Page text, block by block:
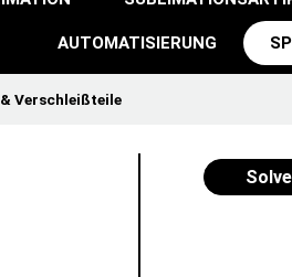
AUTOMATISIERUNG
Verschleißteile